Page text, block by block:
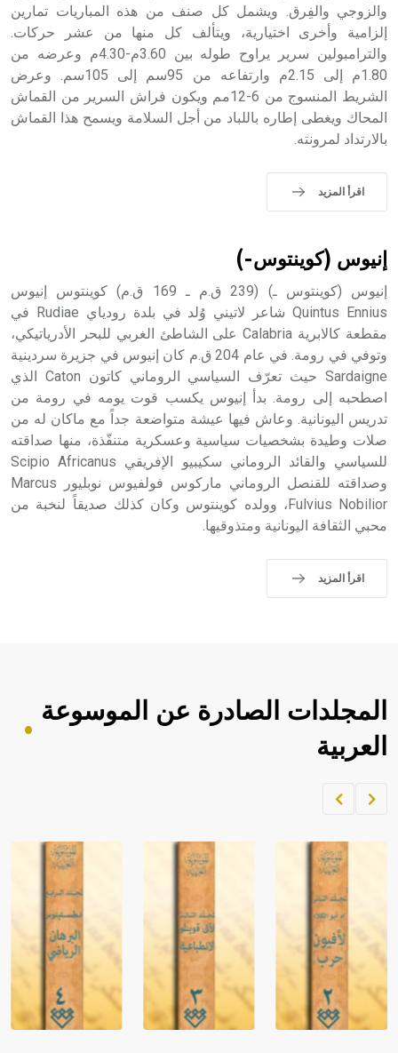
الملوك الذين حكموا مدينة إديسا (الرها) من أبجر الأول وحتى
التاسع، وهم ينتسبون إلى أسرة أوسروين
- هل تعلم أن الأبجدية الكنعانية تتألف من /22/ علامة كتابية
sign تكتب منفصلة غير متصلة، وتعتمد المبدأ الأكوروفوني،
والزوجي والفِرق. ويشمل كل صنف من هذه المباريات تمارين
إلزامية وأخرى اختيارية، ويتألف كل منها من عشر حركات.
والترامبولين سرير يراوح طوله بين 3.60م-4.30م وعرضه من
1.80م إلى 2.15م وارتفاعه من 95سم إلى 105سم. وعرض
الشريط المنسوج من 6-12مم ويكون فراش السرير من القماش
المحاك ويغطى إطاره باللباد من أجل السلامة ويسمح هذا القماش
بالارتداد لمرونته.
اقرأ المزيد
إنيوس (كوينتوس-)
إنيوس (كوينتوس ـ) (239 ق.م ـ 169 ق.م) كوينتوس إنيوس
Quintus Ennius شاعر لاتيني وُلد في بلدة رودياي Rudiae في
مقطعة كالابرية Calabria على الشاطئ الغربي للبحر الأدرياتيكي،
وتوفي في رومة. في عام 204 ق.م كان إنيوس في جزيرة سردينية
Sardaigne حيث تعرّف السياسي الروماني كاتون Caton الذي
اصطحبه إلى رومة. بدأ إنيوس يكسب قوت يومه في رومة من
تدريس اليونانية. وعاش فيها عيشة متواضعة جداً مع ماكان له من
صلات وطيدة بشخصيات سياسية وعسكرية متنفّذة، منها صداقته
للسياسي والقائد الروماني سكيبيو الإفريقي Scipio Africanus
وصداقته للقنصل الروماني ماركوس فولفيوس نوبليور Marcus
Fulvius Nobilior، وولده كوينتوس وكان كذلك صديقاً لنخبة من
محبي الثقافة اليونانية ومتذوقيها.
اقرأ المزيد
المجلدات الصادرة عن الموسوعة
العربية